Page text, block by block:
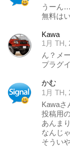
うーん
無料は
Kawa
1月 TH,
ん？メ
プラグ
かむ
1月 TH,
Kawaさ
投稿用
あんま
なんじ
そうい